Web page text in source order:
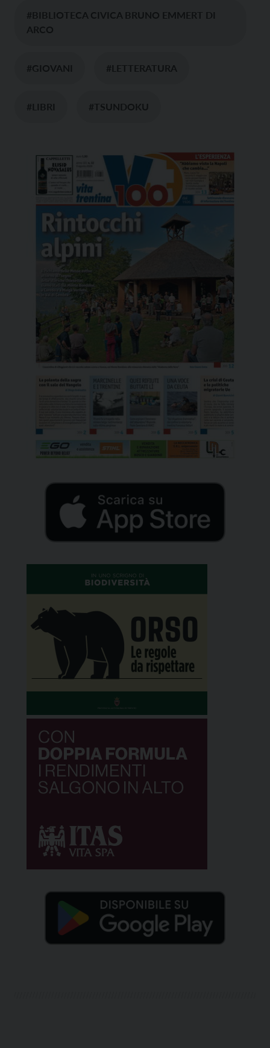
#BIBLIOTECA CIVICA BRUNO EMMERT DI
ARCO
#GIOVANI #LETTERATURA
#LIBRI #TSUNDOKU